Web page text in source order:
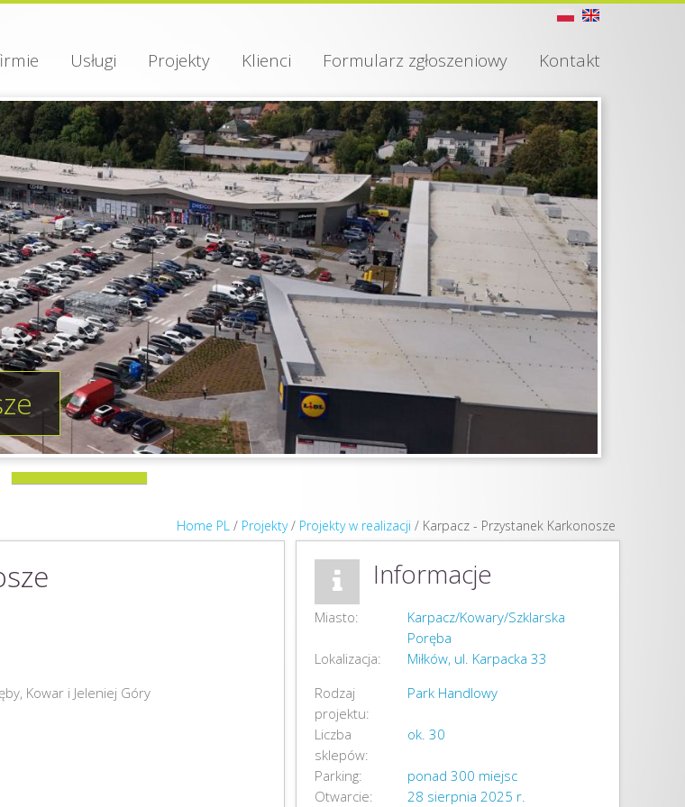
Usługi Projekty Klienci Formularz zgłoszeniowy Kontakt
Home PL / Projekty/ Projekty w realizacji / Karpacz - Przystanek Karkonosze
Kowar i Jeleniej Góry
Informacje
Miasto:
Karpacz/Kowary/Szklarska
Poręba
Lokalizacja:
Miłków, ul. Karpacka 33
Rodzaj
projektu:
Park Handlowy
Liczba
sklepów:
ok. 30
Parking:
ponad 300 miejsc
Otwarcie:
28 sierpnia 2025 r.